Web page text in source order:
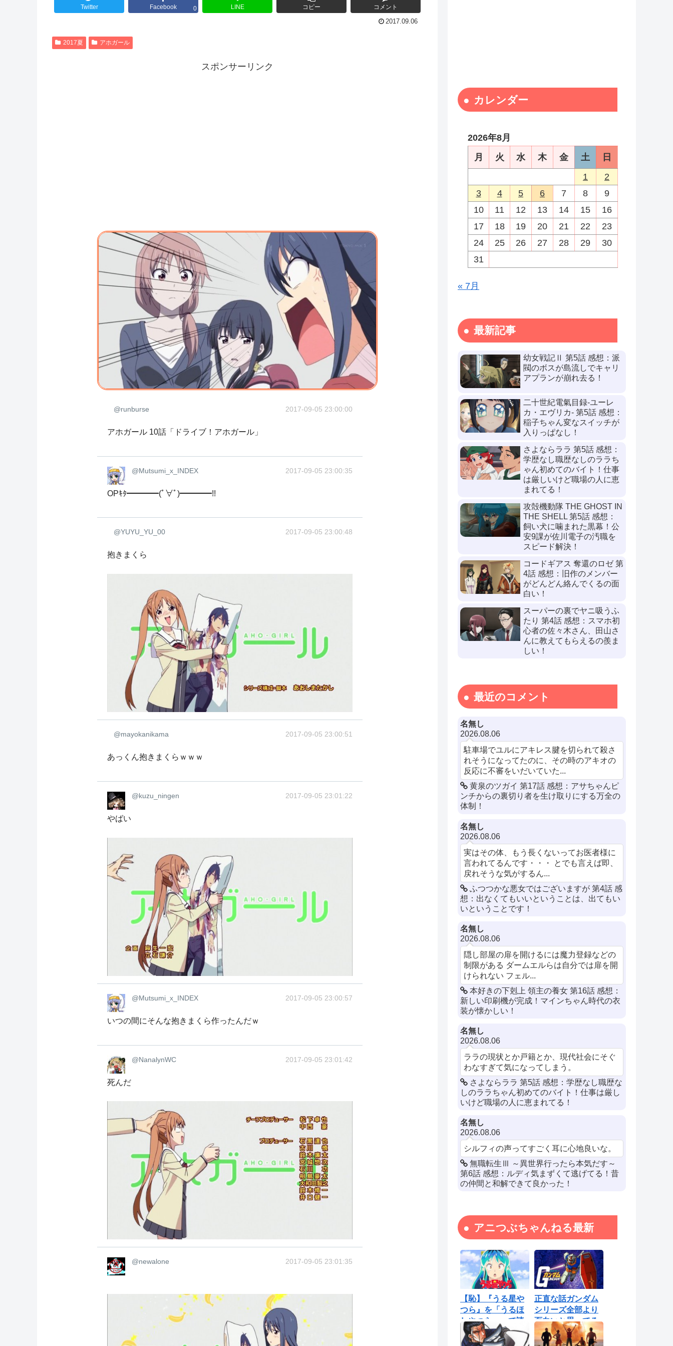
Twitter Facebook 0 LINE コピー コメント
2017.09.06
2017夏 アホガール
スポンサーリンク
@runburse 2017-09-05 23:00:00
アホガール 10話「ドライブ！アホガール」
@Mutsumi_x_INDEX 2017-09-05 23:00:35
OPｷﾀ━━━━(ﾟ∀ﾟ)━━━━!!
@YUYU_YU_00 2017-09-05 23:00:48
抱きまくら
@mayokanikama 2017-09-05 23:00:51
あっくん抱きまくらｗｗｗ
@kuzu_ningen 2017-09-05 23:01:22
やばい
@Mutsumi_x_INDEX 2017-09-05 23:00:57
いつの間にそんな抱きまくら作ったんだｗ
@NanalynWC 2017-09-05 23:01:42
死んだ
@newalone 2017-09-05 23:01:35
カレンダー
2026年8月
月
火 水 木 金 土
日
1
2
3
4 5 6 7 8
9
10
11 12 13 14 15
16
17
18 19 20 21 22
23
24
25 26 27 28 29
30
31
« 7月
最新記事
幼女戦記Ⅱ 第5話 感想：派
閥のボスが島流しでキャリ
アプランが崩れ去る！
二十世紀電氣目録-ユーレ
カ・エヴリカ- 第5話 感想：
稲子ちゃん変なスイッチが
入りっぱなし！
さよならララ 第5話 感想：
学歴なし職歴なしのララち
ゃん初めてのバイト！仕事
は厳しいけど職場の人に恵
まれてる！
攻殻機動隊 THE GHOST IN
THE SHELL 第5話 感想：
飼い犬に噛まれた黒幕！公
安9課が佐川電子の汚職を
スピード解決！
コードギアス 奪還のロゼ 第
4話 感想：旧作のメンバー
がどんどん絡んでくるの面
白い！
スーパーの裏でヤニ吸うふ
たり 第4話 感想：スマホ初
心者の佐々木さん、田山さ
んに教えてもらえるの羨ま
しい！
最近のコメント
名無し
2026.08.06
駐車場でユルにアキレス腱を切られて殺さ
れそうになってたのに、その時のアキオの
反応に不審をいだいていた...
黄泉のツガイ 第17話 感想：アサちゃんピ
ンチからの裏切り者を生け取りにする万全の
体制！
名無し
2026.08.06
実はその体、もう長くないってお医者様に
言われてるんです・・・ とでも言えば即、
戻れそうな気がするん...
ふつつかな悪女ではございますが 第4話 感
想：出なくてもいいということは、出てもい
いということです！
名無し
2026.08.06
隠し部屋の扉を開けるには魔力登録などの
制限がある ダームエルらは自分では扉を開
けられない フェル...
本好きの下剋上 領主の養女 第16話 感想：
新しい印刷機が完成！マインちゃん時代の衣
装が懐かしい！
名無し
2026.08.06
ララの現状とか戸籍とか、現代社会にそぐ
わなすぎて気になってしまう。
さよならララ 第5話 感想：学歴なし職歴な
しのララちゃん初めてのバイト！仕事は厳し
いけど職場の人に恵まれてる！
名無し
2026.08.06
シルフィの声ってすごく耳に心地良いな。
無職転生Ⅲ ～異世界行ったら本気だす～
第6話 感想：ルディ気まずくて逃げてる！昔
の仲間と和解できて良かった！
アニつぶちゃんねる最新
【恥】『うる星や
つら』を「うるほ
しやつら」って読
んでたわ…勘...
正直な話ガンダム
シリーズ全部より
面白いと思ってる
ロボットアニ...